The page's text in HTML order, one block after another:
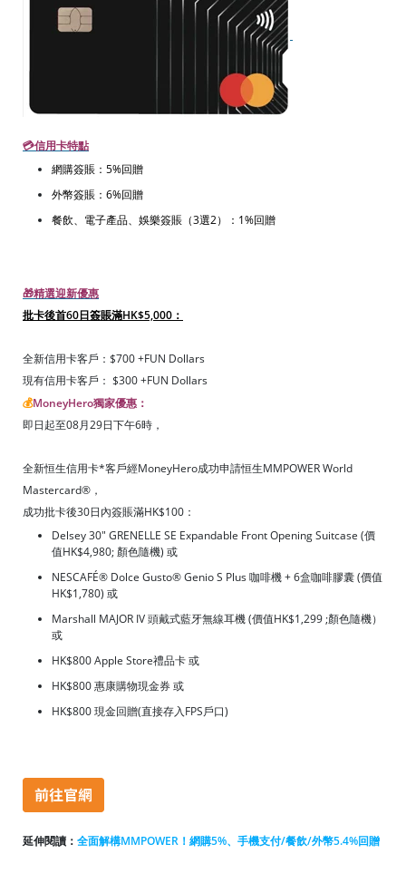
💳信用卡特點
網購簽賬：5%回贈
外幣簽賬：6%回贈
餐飲、電子產品、娛樂簽賬（3選2）：1%回贈
🎁精選迎新優惠
批卡後首60日簽賬滿HK$5,000：
全新信用卡客戶：$700 +FUN Dollars
現有信用卡客戶： $300 +FUN Dollars
💰MoneyHero獨家優惠：
即日起至08月29日下午6時，
全新恒生信用卡*客戶經MoneyHero成功申請恒生MMPOWER World
Mastercard®，
成功批卡後30日內簽賬滿HK$100：
Delsey 30" GRENELLE SE Expandable Front Opening Suitcase (價
值HK$4,980; 顏色隨機) 或
NESCAFÉ® Dolce Gusto® Genio S Plus 咖啡機 + 6盒咖啡膠囊 (價值
HK$1,780) 或
Marshall MAJOR IV 頭戴式藍牙無線耳機 (價值HK$1,299 ;顏色隨機）
或
HK$800 Apple Store禮品卡 或
HK$800 惠康購物現金券 或
HK$800 現金回贈(直接存入FPS戶口)
延伸閱讀： 全面解構MMPOWER！網購5%、手機支付/餐飲/外幣5.4%回贈